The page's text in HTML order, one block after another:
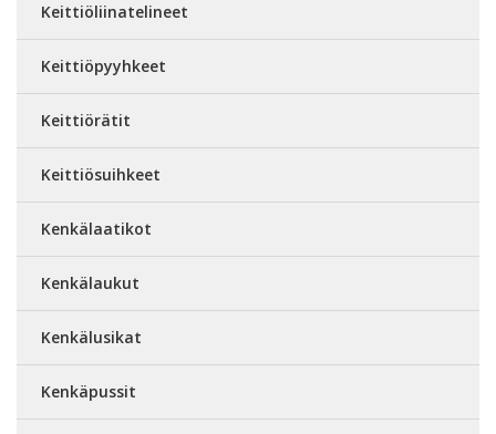
Keittiöliinatelineet
Keittiöpyyhkeet
Keittiörätit
Keittiösuihkeet
Kenkälaatikot
Kenkälaukut
Kenkälusikat
Kenkäpussit